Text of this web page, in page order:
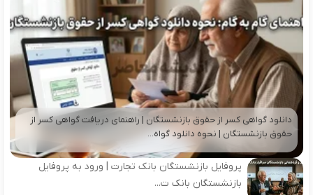
دانلود گواهی کسر از حقوق بازنشستگان | راهنمای دریافت گواهی کسر از
حقوق بازنشستگان | نحوه دانلود گواه...
پروفایل بازنشستگان بانک تجارت | ورود به پروفایل
بازنشستگان بانک ت...